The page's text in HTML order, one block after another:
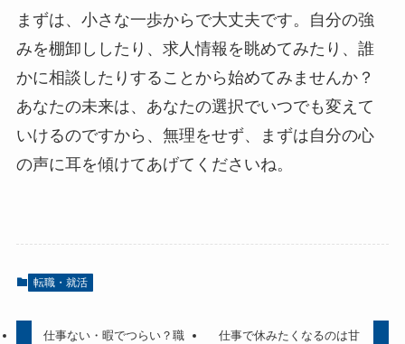
まずは、小さな一歩からで大丈夫です。自分の強
みを棚卸ししたり、求人情報を眺めてみたり、誰
かに相談したりすることから始めてみませんか？
あなたの未来は、あなたの選択でいつでも変えて
いけるのですから、無理をせず、まずは自分の心
の声に耳を傾けてあげてくださいね。
転職・就活
仕事ない・暇でつらい？職
仕事で休みたくなるのは甘